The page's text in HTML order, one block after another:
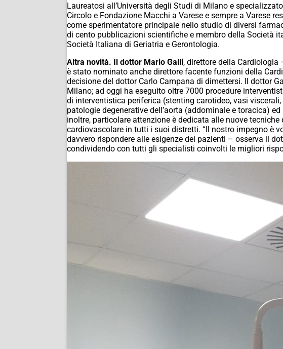
Laureatosi all’Università degli Studi di Milano e
Circolo e Fondazione Macchi a Varese e sempre a Varese
come sperimentatore principale nello studio di diversi
di cento pubblicazioni scientifiche e membro della Società
Società Italiana di Geriatria e Gerontologia.
Altra novità. Il dottor Mario Galli, direttore della
è stato nominato anche direttore facente funzioni della
decisione del dottor Carlo Campana di dimettersi. Il dottor
Milano; ad oggi ha eseguito oltre 7000 procedure
di interventistica periferica (stenting carotideo, vasi
patologie degenerative dell’aorta (addominale e toracica)
inoltre, particolare attenzione è dedicata alle nuove
cardiovascolare in tutti i suoi distretti. “Il nostro impegno è
davvero rispondere alle esigenze dei pazienti – osserva il
condividendo con tutti gli specialisti coinvolti le migliori